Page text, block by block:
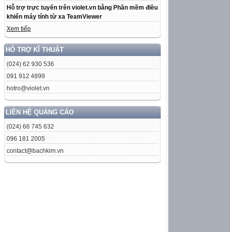
Hỗ trợ trực tuyến trên violet.vn bằng Phần mềm điều
khiển máy tính từ xa TeamViewer
Xem tiếp
HỖ TRỢ KĨ THUẬT
(024) 62 930 536
091 912 4899
hotro@violet.vn
LIÊN HỆ QUẢNG CÁO
(024) 66 745 632
096 181 2005
contact@bachkim.vn